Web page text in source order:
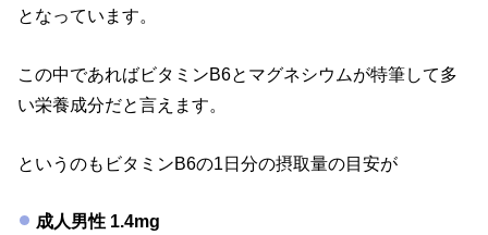
となっています。
この中であればビタミンB6とマグネシウムが特筆して多
い栄養成分だと言えます。
というのもビタミンB6の1日分の摂取量の目安が
成人男性 1.4mg